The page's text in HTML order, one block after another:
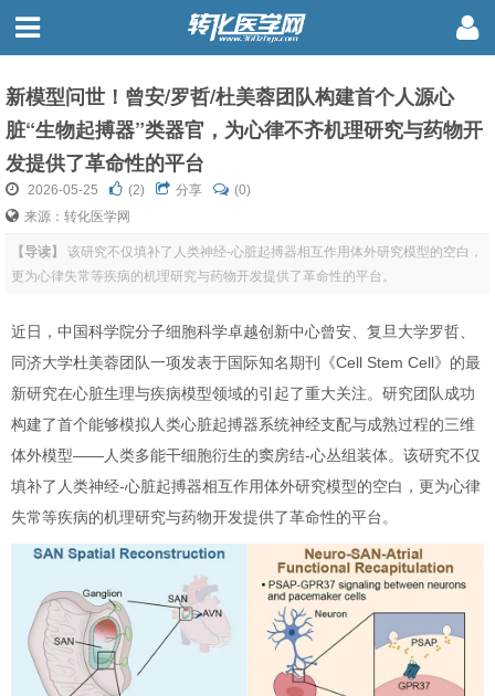
新模型问世！曾安/罗哲/杜美蓉团队构建首个人源心
脏“生物起搏器”类器官，为心律不齐机理研究与药物开
发提供了革命性的平台
2026-05-25 (2) 分享
(0)
来源：转化医学网
【导读】
该研究不仅填补了人类神经-心脏起搏器相互作用体外研究模型的空白，
更为心律失常等疾病的机理研究与药物开发提供了革命性的平台。
近日，中国科学院分子细胞科学卓越创新中心曾安、复旦大学罗哲、
同济大学杜美蓉团队一项发表于国际知名期刊《Cell Stem Cell》的最
新研究在心脏生理与疾病模型领域的引起了重大关注。研究团队成功
构建了首个能够模拟人类心脏起搏器系统神经支配与成熟过程的三维
体外模型——人类多能干细胞衍生的窦房结-心丛组装体。该研究不仅
填补了人类神经-心脏起搏器相互作用体外研究模型的空白，更为心律
失常等疾病的机理研究与药物开发提供了革命性的平台。